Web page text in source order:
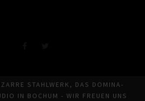
STAHLWERK, DAS DOMINA-
IN BOCHUM - WIR FREUEN UNS